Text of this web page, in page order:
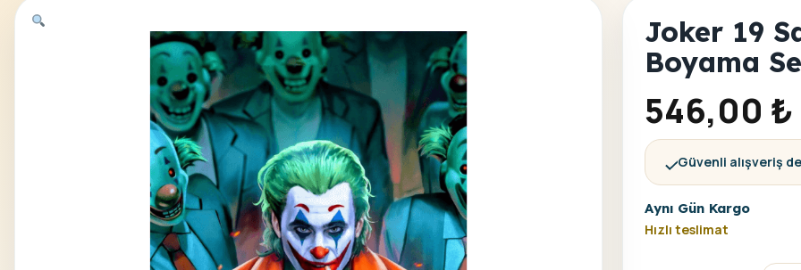
Joker 19
Boyama
546,00 ₺
Güvenli alışveriş
Aynı Gün Kargo
Hızlı teslimat